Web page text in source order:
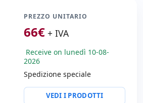
PREZZO UNITARIO
66€ + IVA
Receive on lunedì 10-08-
2026
Spedizione speciale
VEDI I PRODOTTI